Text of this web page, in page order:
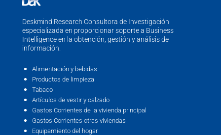
Deskmind Research Consultora de Investigación
especializada en proporcionar soporte a Business
Intelligence en la obtención, gestión y análisis de
información.
Alimentación y bebidas
Productos de limpieza
Tabaco
Artículos de vestir y calzado
Gastos Corrientes de la vivienda principal
Gastos Corrientes otras viviendas
Equipamiento del hogar